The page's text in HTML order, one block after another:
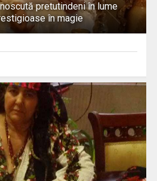
pretutindeni în lume
în magie